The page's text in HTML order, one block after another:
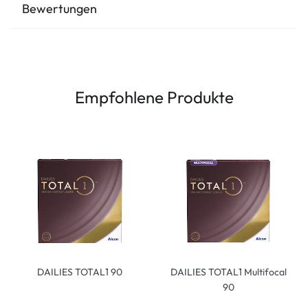
Bewertungen
Empfohlene Produkte
DAILIES TOTAL1 90
DAILIES TOTAL1 Multifocal
90